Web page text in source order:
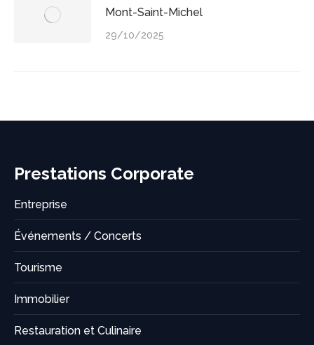
Mont-Saint-Michel
29/10/2025
Prestations Corporate
Entreprise
Événements / Concerts
Tourisme
Immobilier
Restauration et Culinaire